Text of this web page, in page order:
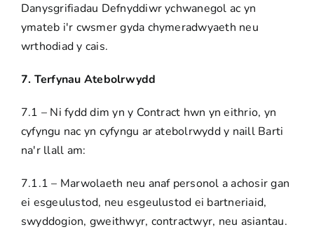
Danysgrifiadau Defnyddiwr ychwanegol ac yn
ymateb i'r cwsmer gyda chymeradwyaeth neu
wrthodiad y cais.
7. Terfynau Atebolrwydd
7.1 – Ni fydd dim yn y Contract hwn yn eithrio, yn
cyfyngu nac yn cyfyngu ar atebolrwydd y naill Barti
na'r llall am:
7.1.1 – Marwolaeth neu anaf personol a achosir gan
ei esgeulustod, neu esgeulustod ei bartneriaid,
swyddogion, gweithwyr, contractwyr, neu asiantau.